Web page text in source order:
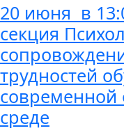
20 июня в
секция
трудностей
современной
среде